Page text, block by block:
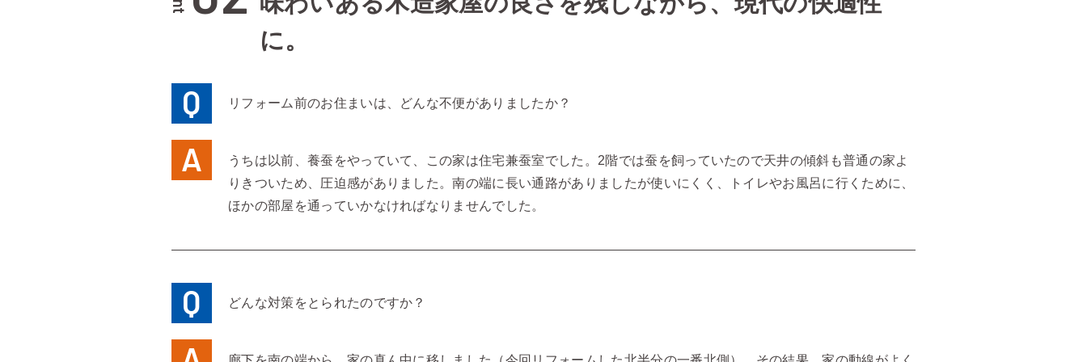
に。
リフォーム前のお住まいは、どんな不便がありましたか？
うちは以前、養蚕をやっていて、この家は住宅兼蚕室でした。2階では蚕を飼っていたので天井の傾斜も普通の家よ
りきついため、圧迫感がありました。南の端に長い通路がありましたが使いにくく、トイレやお風呂に行くために、
ほかの部屋を通っていかなければなりませんでした。
どんな対策をとられたのですか？